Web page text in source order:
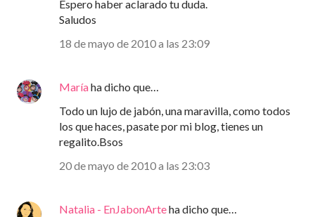
Espero haber aclarado tu duda.
Saludos
18 de mayo de 2010 a las 23:09
Maríaha dicho que…
Todo un lujo de jabón, una maravilla, como todos
los que haces, pasate por mi blog, tienes un
regalito.Bsos
20 de mayo de 2010 a las 23:03
Natalia - EnJabonArteha dicho que…